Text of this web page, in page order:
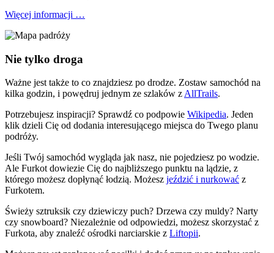
Więcej informacji …
Nie tylko droga
Ważne jest także to co znajdziesz po drodze. Zostaw samochód na
kilka godzin, i powędruj jednym ze szlaków zAllTrails.
Potrzebujesz inspiracji? Sprawdź co podpowie Wikipedia. Jeden
klik dzieli Cię od dodania interesującego miejsca do Twego planu
podróży.
Jeśli Twój samochód wygląda jak nasz, nie pojedziesz po wodzie.
Ale Furkot dowiezie Cię do najbliższego punktu na lądzie, z
którego możesz dopłynąć łodzią. Możesz jeździć i nurkować z
Furkotem.
Świeży sztruksik czy dziewiczy puch? Drzewa czy muldy? Narty
czy snowboard? Niezależnie od odpowiedzi, możesz skorzystać z
Furkota, aby znaleźć ośrodki narciarskie z Liftopii.